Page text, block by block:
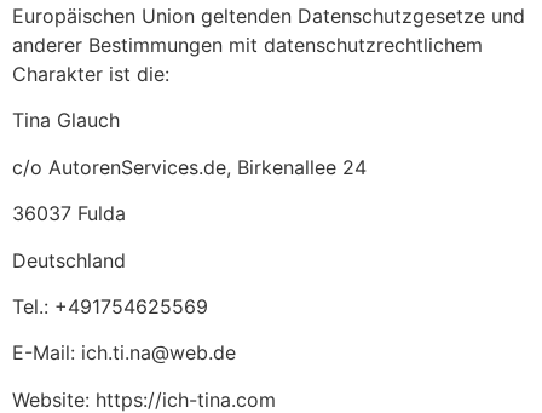
Europäischen Union geltenden Datenschutzgesetze und
anderer Bestimmungen mit datenschutzrechtlichem
Charakter ist die:
Tina Glauch
c/o AutorenServices.de, Birkenallee 24
36037 Fulda
Deutschland
Tel.: +491754625569
E-Mail: ich.ti.na@web.de
Website: https://ich-tina.com